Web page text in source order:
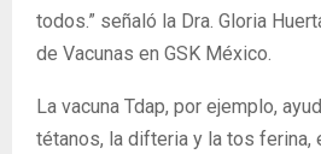
todos.” señaló la Dra. Gloria
de Vacunas en GSK México.
La vacuna Tdap, por ejemplo,
tétanos, la difteria y la tos ferina,